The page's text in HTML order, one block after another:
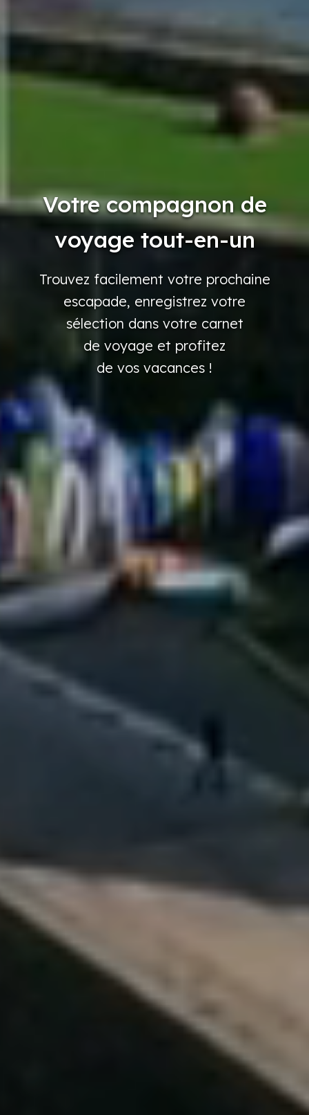
Votre compagnon de
voyage tout-en-un
Trouvez facilement votre prochaine
escapade, enregistrez votre
sélection dans votre carnet
de voyage et profitez
de vos vacances !